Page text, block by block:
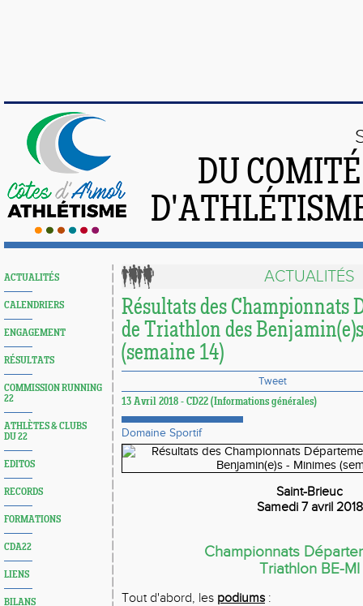
DU
ACTUALITÉS
CALENDRIERS
ENGAGEMENT
RÉSULTATS
COMMISSION RUNNING
22
ATHLÈTES & CLUBS
DU 22
EDITOS
RECORDS
FORMATIONS
CDA22
LIENS
BILANS
ACTUALITÉS
Résultats des Championnats
de Triathlon des
(semaine 14)
Tweet
13 Avril 2018 - CD22 (Informations générales)
Domaine Sportif
Saint-Brieuc
Samedi 7 avril 2018
Championnats
Triathlon BE-MI
Tout d'abord, les podiums: